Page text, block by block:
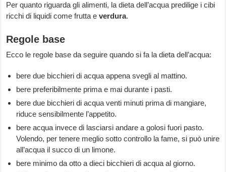
Per quanto riguarda gli alimenti, la dieta dell’acqua predilige i cibi
ricchi di liquidi come frutta e verdura.
Regole base
Ecco le regole base da seguire quando si fa la dieta dell’acqua:
bere due bicchieri di acqua appena svegli al mattino.
bere preferibilmente prima e mai durante i pasti.
bere due bicchieri di acqua venti minuti prima di mangiare,
riduce sensibilmente l’appetito.
bere acqua invece di lasciarsi andare a golosi fuori pasto.
Volendo, per tenere meglio sotto controllo la fame, si può unire
all’acqua il succo di un limone.
bere minimo da otto a dieci bicchieri di acqua al giorno.